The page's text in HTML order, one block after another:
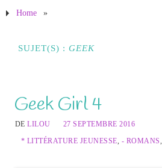
Home »
SUJET(S) : GEEK
Geek Girl 4
DELILOU
27 SEPTEMBRE 2016
* LITTÉRATURE JEUNESSE, - ROMANS,